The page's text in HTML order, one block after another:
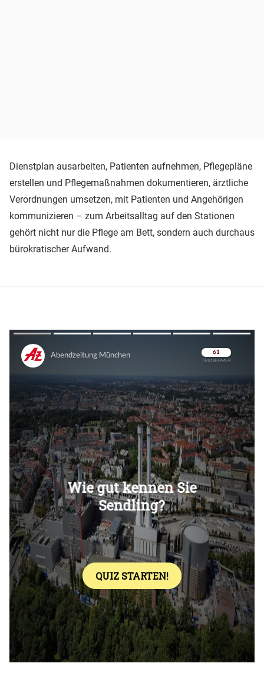
Dienstplan ausarbeiten, Patienten aufnehmen, Pflegepläne
erstellen und Pflegemaßnahmen dokumentieren, ärztliche
Verordnungen umsetzen, mit Patienten und Angehörigen
kommunizieren – zum Arbeitsalltag auf den Stationen
gehört nicht nur die Pflege am Bett, sondern auch durchaus
bürokratischer Aufwand.
Überspringen
Überspringen